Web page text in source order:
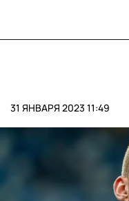
31 ЯНВАРЯ 2023 11:49